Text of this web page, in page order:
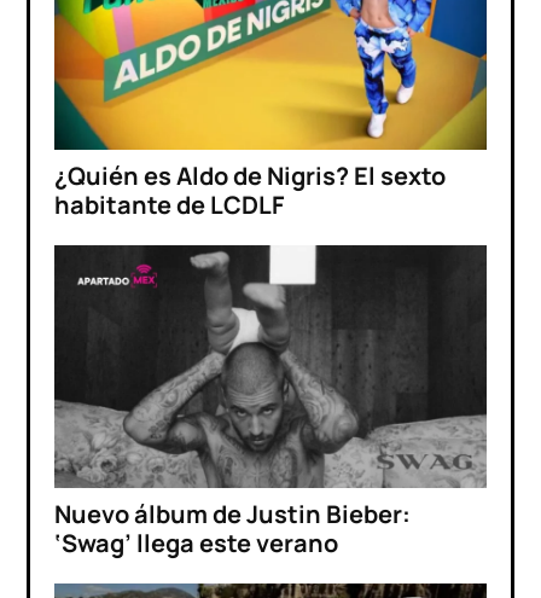
¿Quién es Aldo de Nigris? El sexto
habitante de LCDLF
Nuevo álbum de Justin Bieber:
‘Swag’ llega este verano